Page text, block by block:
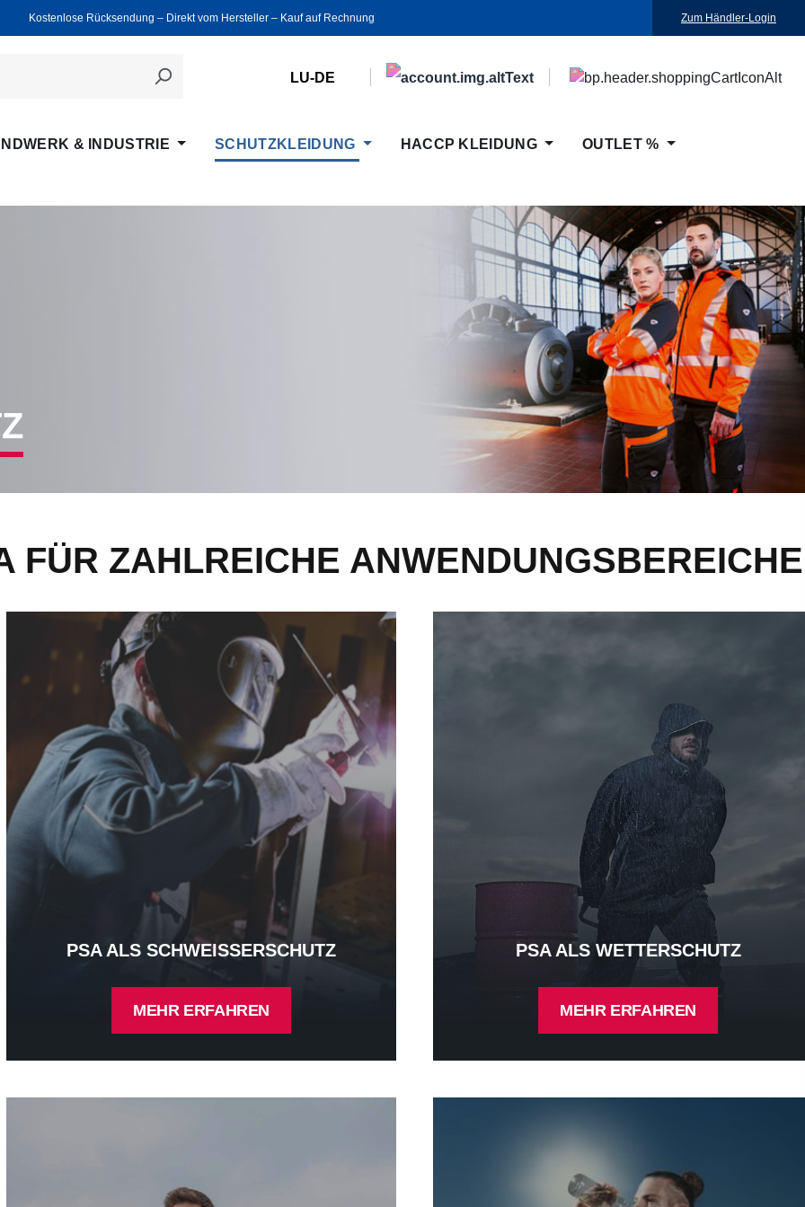
Kostenlose Rücksendung ‒ Direkt vom Hersteller ‒ Kauf auf Rechnung Zum Händler-Login
LU-DE
& INDUSTRIE SCHUTZKLEIDUNG HACCP KLEIDUNG OUTLET %
FÜR ZAHLREICHE ANWENDUNGSBEREICHE
PSA ALS SCHWEISSERSCHUTZ
PSA als Schweißerschutz - mehr erfahren
MEHR ERFAHREN
PSA ALS WETTERSCHUTZ
MEHR ERFAHREN